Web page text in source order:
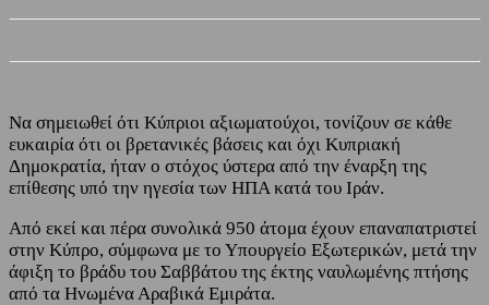
Να σημειωθεί ότι Κύπριοι αξιωματούχοι, τονίζουν σε κάθε
ευκαιρία ότι οι βρετανικές βάσεις και όχι Κυπριακή
Δημοκρατία, ήταν ο στόχος ύστερα από την έναρξη της
επίθεσης υπό την ηγεσία των ΗΠΑ κατά του Ιράν.
Από εκεί και πέρα συνολικά 950 άτομα έχουν επαναπατριστεί
στην Κύπρο, σύμφωνα με το Υπουργείο Εξωτερικών, μετά την
άφιξη το βράδυ του Σαββάτου της έκτης ναυλωμένης πτήσης
από τα Ηνωμένα Αραβικά Εμιράτα.